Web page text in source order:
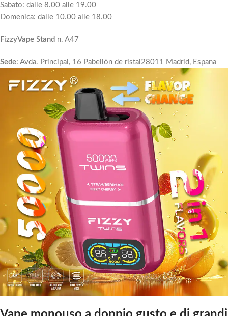
Sabato: dalle 8.00 alle 19.00
Domenica: dalle 10.00 alle 18.00
FizzyVape Stand n. A47
Sede: Avda. Principal, 16 Pabellón de ristal28011 Madrid, Espana